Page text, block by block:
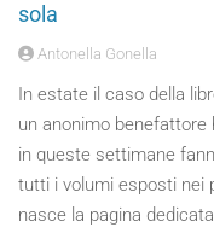
sola
Antonella Gonella
In estate il caso della
un anonimo
in queste settimane
tutti i volumi esposti nei
nasce la pagina